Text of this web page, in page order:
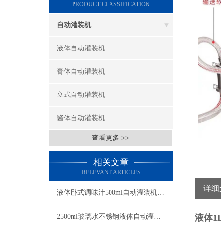
PRODUCT CLASSIFICATION
自动灌装机
液体自动灌装机
膏体自动灌装机
立式自动灌装机
酱体自动灌装机
查看更多 >>
相关文章
RELEVANT ARTICLES
液体卧式调味汁500ml自动灌装机工厂生产
2500ml玻璃水不锈钢液体自动灌装机操作简单
详细
液体